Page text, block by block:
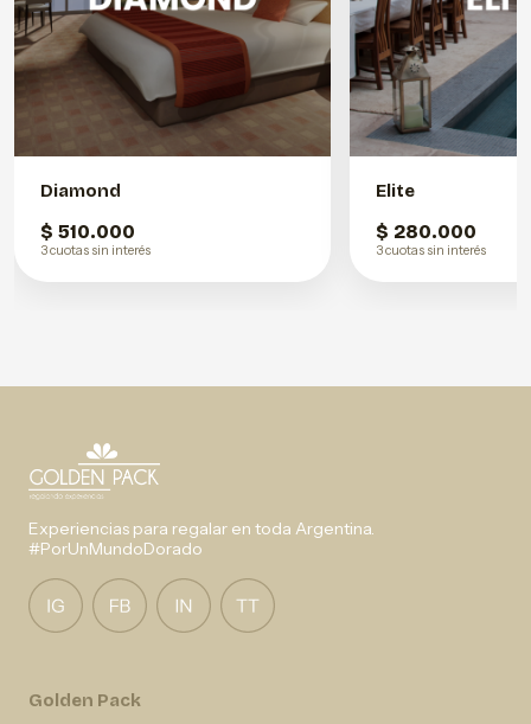
Diamond
$ 510.000
3 cuotas sin interés
Elite
$ 280.000
3 cuotas sin interés
Experiencias para regalar en toda Argentina.
#PorUnMundoDorado
Golden Pack